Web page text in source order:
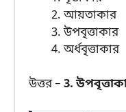
আয়তাকার
উপবৃত্তাকার
অর্ধবৃত্তাকার
উত্তর – 3.